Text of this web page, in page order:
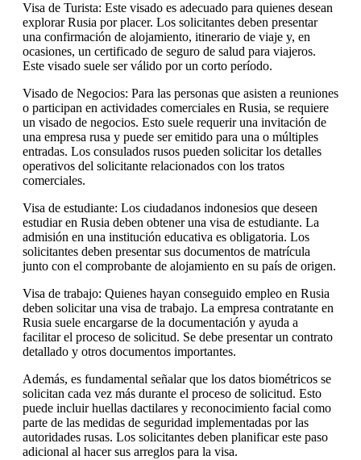
Visa de Turista: Este visado es adecuado para quienes desean
explorar Rusia por placer. Los solicitantes deben presentar
una confirmación de alojamiento, itinerario de viaje y, en
ocasiones, un certificado de seguro de salud para viajeros.
Este visado suele ser válido por un corto período.
Visado de Negocios: Para las personas que asisten a reuniones
o participan en actividades comerciales en Rusia, se requiere
un visado de negocios. Esto suele requerir una invitación de
una empresa rusa y puede ser emitido para una o múltiples
entradas. Los consulados rusos pueden solicitar los detalles
operativos del solicitante relacionados con los tratos
comerciales.
Visa de estudiante: Los ciudadanos indonesios que deseen
estudiar en Rusia deben obtener una visa de estudiante. La
admisión en una institución educativa es obligatoria. Los
solicitantes deben presentar sus documentos de matrícula
junto con el comprobante de alojamiento en su país de origen.
Visa de trabajo: Quienes hayan conseguido empleo en Rusia
deben solicitar una visa de trabajo. La empresa contratante en
Rusia suele encargarse de la documentación y ayuda a
facilitar el proceso de solicitud. Se debe presentar un contrato
detallado y otros documentos importantes.
Además, es fundamental señalar que los datos biométricos se
solicitan cada vez más durante el proceso de solicitud. Esto
puede incluir huellas dactilares y reconocimiento facial como
parte de las medidas de seguridad implementadas por las
autoridades rusas. Los solicitantes deben planificar este paso
adicional al hacer sus arreglos para la visa.